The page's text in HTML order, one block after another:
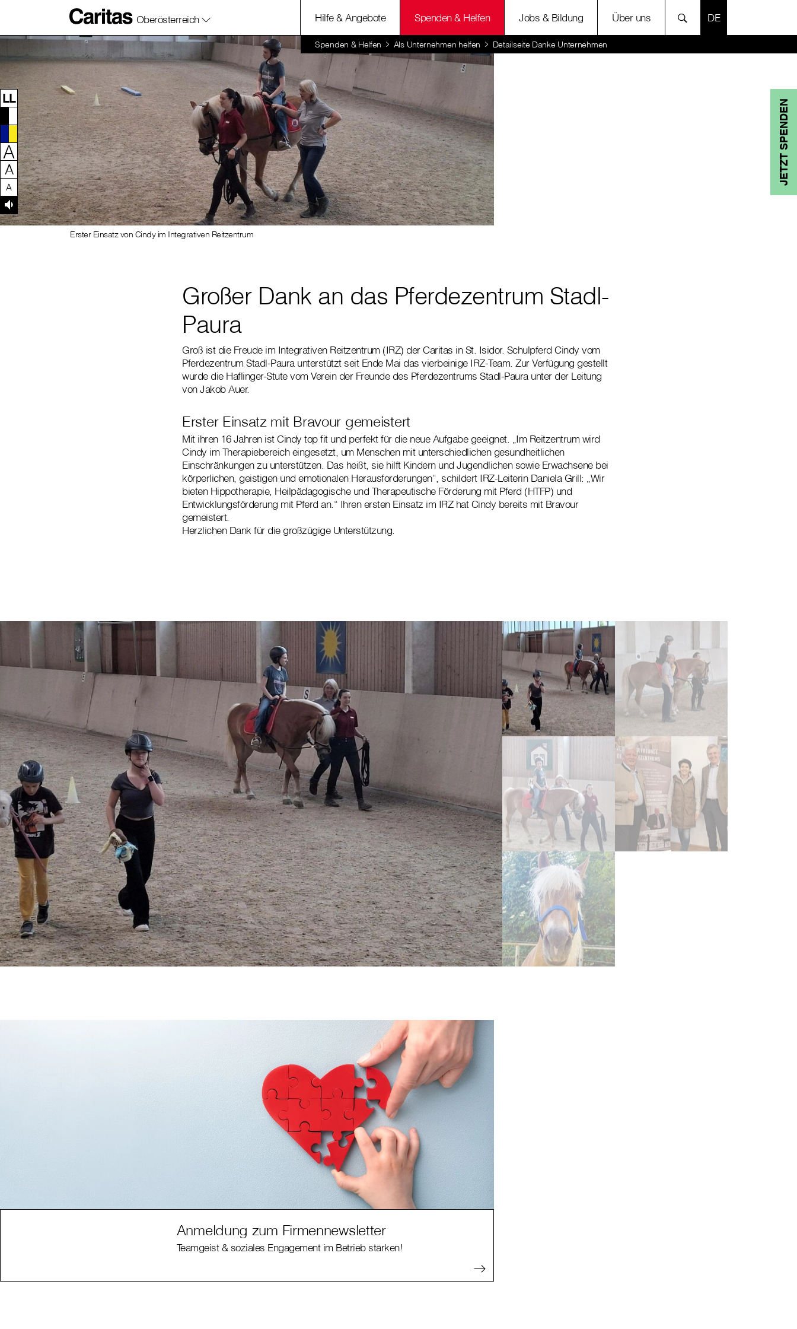
Zum Inhalt dieser Seite
Zur Navigation
Zum Footer dieser Seite
Oberösterreich Hilfe & Angebote Spenden & Helfen Jobs & Bildung Über uns SPRACHE
Spenden & Helfen Als Unternehmen helfen Detailseite Danke Unternehmen
JETZT SPENDEN
LL
A
A
A
Erster Einsatz von Cindy im Integrativen Reitzentrum
Großer Dank an das Pferdezentrum Stadl-
Paura
Groß ist die Freude im Integrativen Reitzentrum (IRZ) der Caritas in St. Isidor. Schulpferd Cindy vom
Pferdezentrum Stadl-Paura unterstützt seit Ende Mai das vierbeinige IRZ-Team. Zur Verfügung gestellt
wurde die Haflinger-Stute vom Verein der Freunde des Pferdezentrums Stadl-Paura unter der Leitung
von Jakob Auer.
Erster Einsatz mit Bravour gemeistert
Mit ihren 16 Jahren ist Cindy top fit und perfekt für die neue Aufgabe geeignet. „Im Reitzentrum wird
Cindy im Therapiebereich eingesetzt, um Menschen mit unterschiedlichen gesundheitlichen
Einschränkungen zu unterstützen. Das heißt, sie hilft Kindern und Jugendlichen sowie Erwachsene bei
körperlichen, geistigen und emotionalen Herausforderungen“, schildert IRZ-Leiterin Daniela Grill: „Wir
bieten Hippotherapie, Heilpädagogische und Therapeutische Förderung mit Pferd (HTFP) und
Entwicklungsförderung mit Pferd an.“ Ihren ersten Einsatz im IRZ hat Cindy bereits mit Bravour
gemeistert.
Herzlichen Dank für die großzügige Unterstützung.
Anmeldung zum Firmennewsletter
Teamgeist & soziales Engagement im Betrieb stärken!